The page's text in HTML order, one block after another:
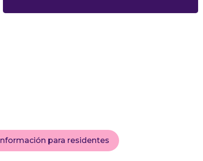
Información para residentes